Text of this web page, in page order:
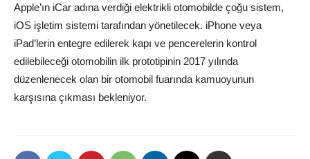
Apple’ın iCar adına verdiği elektrikli otomobilde çoğu sistem,
iOS işletim sistemi tarafından yönetilecek. iPhone veya
iPad’lerin entegre edilerek kapı ve pencerelerin kontrol
edilebileceği otomobilin ilk prototipinin 2017 yılında
düzenlenecek olan bir otomobil fuarında kamuoyunun
karşısına çıkması bekleniyor.